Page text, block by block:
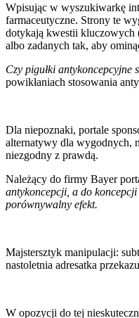
Wpisując w wyszukiwarkę
farmaceutyczne. Strony te
dotykają kwestii kluczowych
albo zadanych tak, aby
Czy pigułki antykoncepcyjne
powikłaniach stosowania
Dla niepoznaki, portale
alternatywy dla wygodnych,
niezgodny z prawdą.
Należący do firmy Bayer
antykoncepcji, a do
porównywalny efekt.
Majstersztyk manipulacji:
nastoletnia adresatka
W opozycji do tej